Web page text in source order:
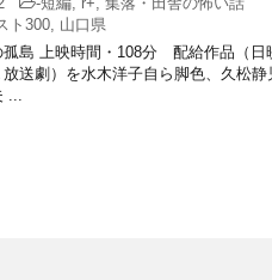
ト300, 山口県
島 上映時間・108分 配給作品（日
送劇）を水木洋子自ら脚色、久松
...